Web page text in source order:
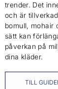
trender. Det
och är
bomull, mohair
sätt kan
påverkan på
dina kläder.
TILL